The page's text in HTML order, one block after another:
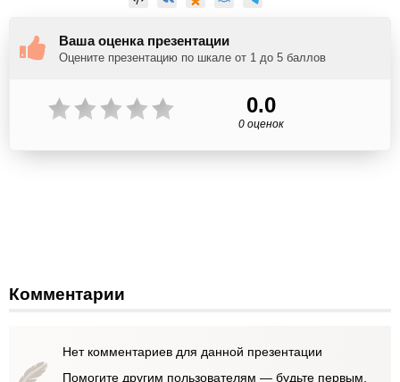
Ваша оценка презентации
Оцените презентацию по шкале от 1 до 5 баллов
0.0
0 оценок
Комментарии
Нет комментариев для данной презентации
Помогите другим пользователям — будьте первым,